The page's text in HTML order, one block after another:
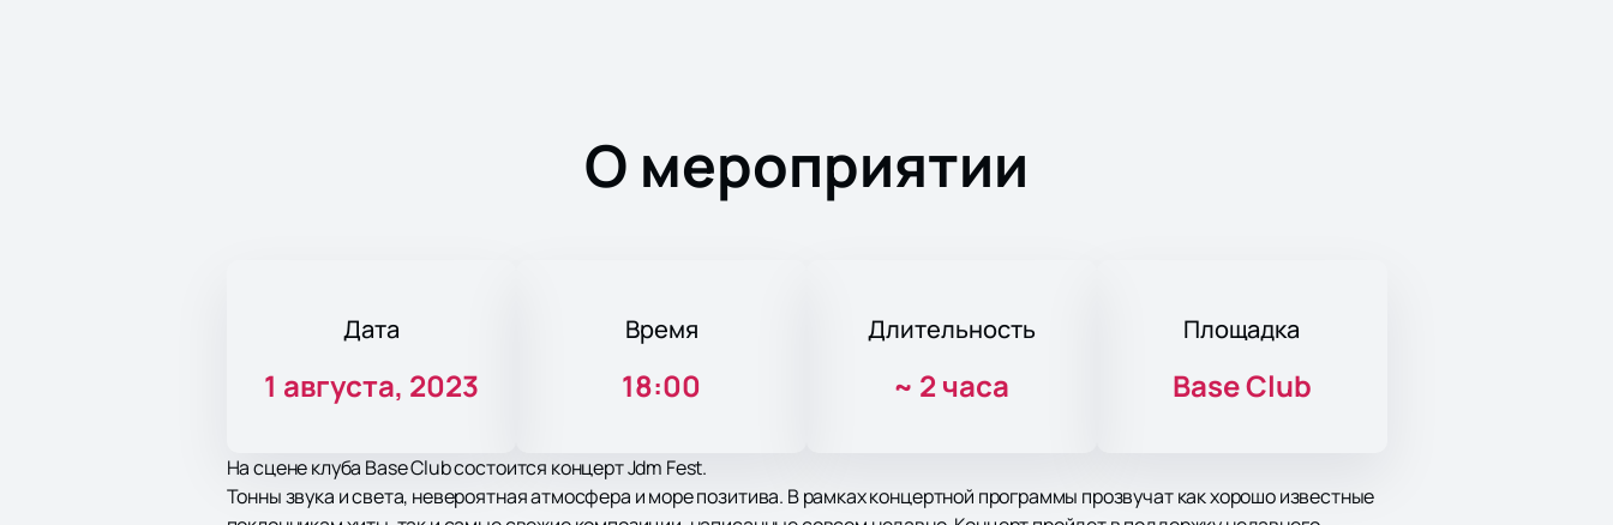
О мероприятии
Дата
1 августа, 2023
Время
18:00
Длительность
~ 2 часа
Площадка
Base Club
На сцене клуба Base Club состоится концерт Jdm Fest.
Тонны звука и света, невероятная атмосфера и море позитива. В рамках концертной программы прозвучат как хорошо известные